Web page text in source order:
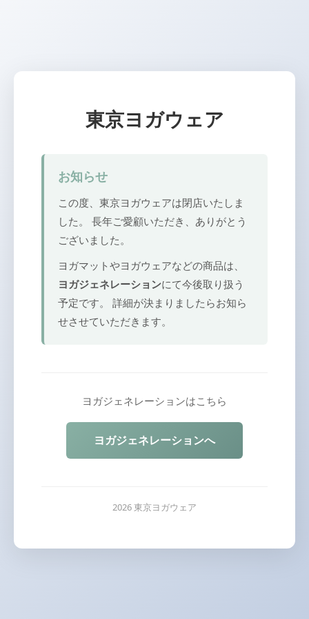
東京ヨガウェア
お知らせ
この度、東京ヨガウェアは閉店いたしま
した。 長年ご愛顧いただき、ありがとう
ございました。
ヨガマットやヨガウェアなどの商品は、
ヨガジェネレーションにて今後取り扱う
予定です。 詳細が決まりましたらお知ら
せさせていただきます。
ヨガジェネレーションはこちら
ヨガジェネレーションへ
2026 東京ヨガウェア